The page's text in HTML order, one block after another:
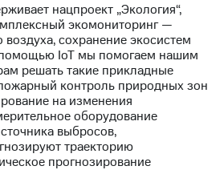
нацпроект „Экология“,
экомониторинг —
воздуха, сохранение экосистем
помощью IoT мы помогаем нашим
решать такие прикладные
контроль природных зон
на изменения
оборудование
выбросов,
траекторию
прогнозирование